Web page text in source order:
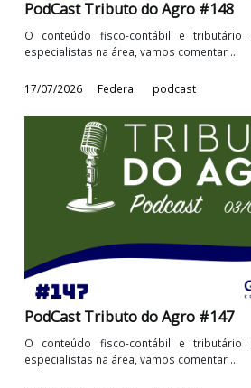
PodCast Tributo do Agro
O conteúdo fisco-contábil e
especialistas na área, vamos
Federal podcast